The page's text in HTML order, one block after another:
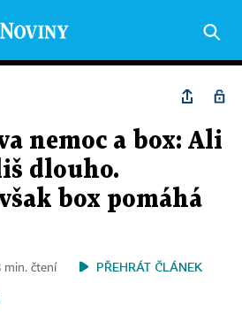
nemoc a box: Ali
dlouho.
box pomáhá
min. čtení PŘEHRÁT ČLÁNEK